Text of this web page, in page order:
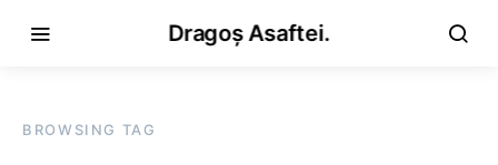
Dragoș Asaftei.
BROWSING TAG